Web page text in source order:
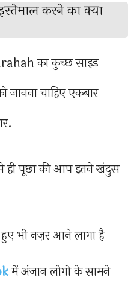
करने का क्या
का कुच्छ साइड
चाहिए एकबार
ही पूछा की आप इतने खंदुस
भी नज़र आने लागा है
में अंजान लोगो के सामने